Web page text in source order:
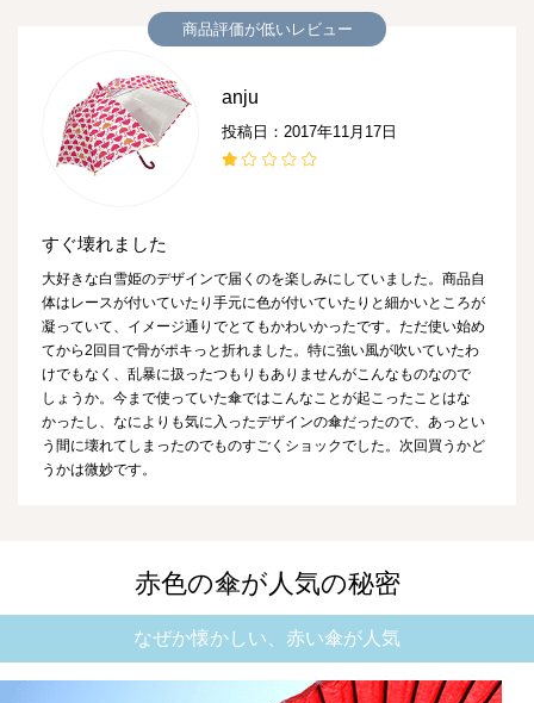
商品評価が低いレビュー
anju
投稿日：2017年11月17日
すぐ壊れました
大好きな白雪姫のデザインで届くのを楽しみにしていました。商品自
体はレースが付いていたり手元に色が付いていたりと細かいところが
凝っていて、イメージ通りでとてもかわいかったです。ただ使い始め
てから2回目で骨がポキっと折れました。特に強い風が吹いていたわ
けでもなく、乱暴に扱ったつもりもありませんがこんなものなので
しょうか。今まで使っていた傘ではこんなことが起こったことはな
かったし、なによりも気に入ったデザインの傘だったので、あっとい
う間に壊れてしまったのでものすごくショックでした。次回買うかど
うかは微妙です。
赤色の傘が人気の秘密
なぜか懐かしい、赤い傘が人気